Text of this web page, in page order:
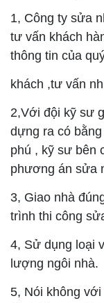
1, Công ty sửa
tư vấn khách
thông tin của
khách ,tư vấn
2,Với đội kỹ sư
dựng ra có
phú , kỹ sư bên
phương án sửa
3, Giao nhà
trình thi công
4, Sử dụng loại
lượng ngôi nhà.
5, Nói không